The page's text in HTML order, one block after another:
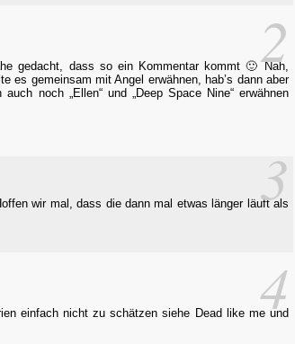
2
gedacht, dass so ein Kommentar kommt 🙂 Nah,
es gemeinsam mit Angel erwähnen, hab’s dann aber
noch „Ellen“ und „Deep Space Nine“ erwähnen
3
wir mal, dass die dann mal etwas länger läuft als
4
einfach nicht zu schätzen siehe Dead like me und